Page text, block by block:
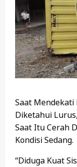
Saat Mendekati
Diketahui
Saat Itu Cerah
Kondisi Sedang.
“Diduga Kuat